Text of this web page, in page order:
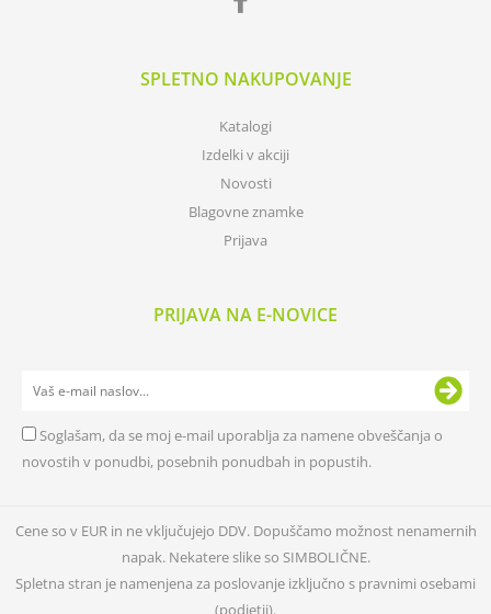
SPLETNO NAKUPOVANJE
Katalogi
Izdelki v akciji
Novosti
Blagovne znamke
Prijava
PRIJAVA NA E-NOVICE
Soglašam, da se moj e-mail uporablja za namene obveščanja o
novostih v ponudbi, posebnih ponudbah in popustih.
Cene so v EUR in ne vključujejo DDV. Dopuščamo možnost nenamernih
napak. Nekatere slike so SIMBOLIČNE.
Spletna stran je namenjena za poslovanje izključno s pravnimi osebami
(podjetji).